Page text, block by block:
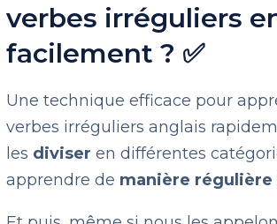
verbes irréguliers
facilement ? ✅
Une technique efficace pour
verbes irréguliers anglais
les diviser en différentes
apprendre de manière régulière